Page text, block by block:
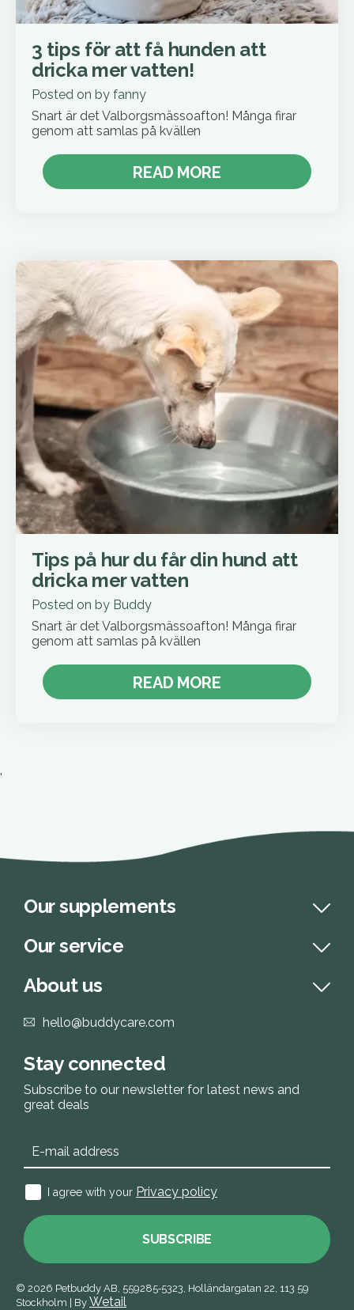
3 tips för att få hunden att
dricka mer vatten!
Posted on by fanny
Snart är det Valborgsmässoafton! Många firar
genom att samlas på kvällen
READ MORE
Tips på hur du får din hund att
dricka mer vatten
Posted on by Buddy
Snart är det Valborgsmässoafton! Många firar
genom att samlas på kvällen
READ MORE
'
Our supplements
Our service
About us
hello@buddycare.com
Stay connected
Subscribe to our newsletter for latest news and
great deals
I agree with your Privacy policy
SUBSCRIBE
© 2026 Petbuddy AB, 559285‑5323, Holländargatan 22, 113 59
Stockholm
By Wetail